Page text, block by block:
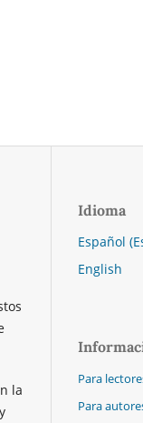
la
Idioma
Español
English
Para
Para